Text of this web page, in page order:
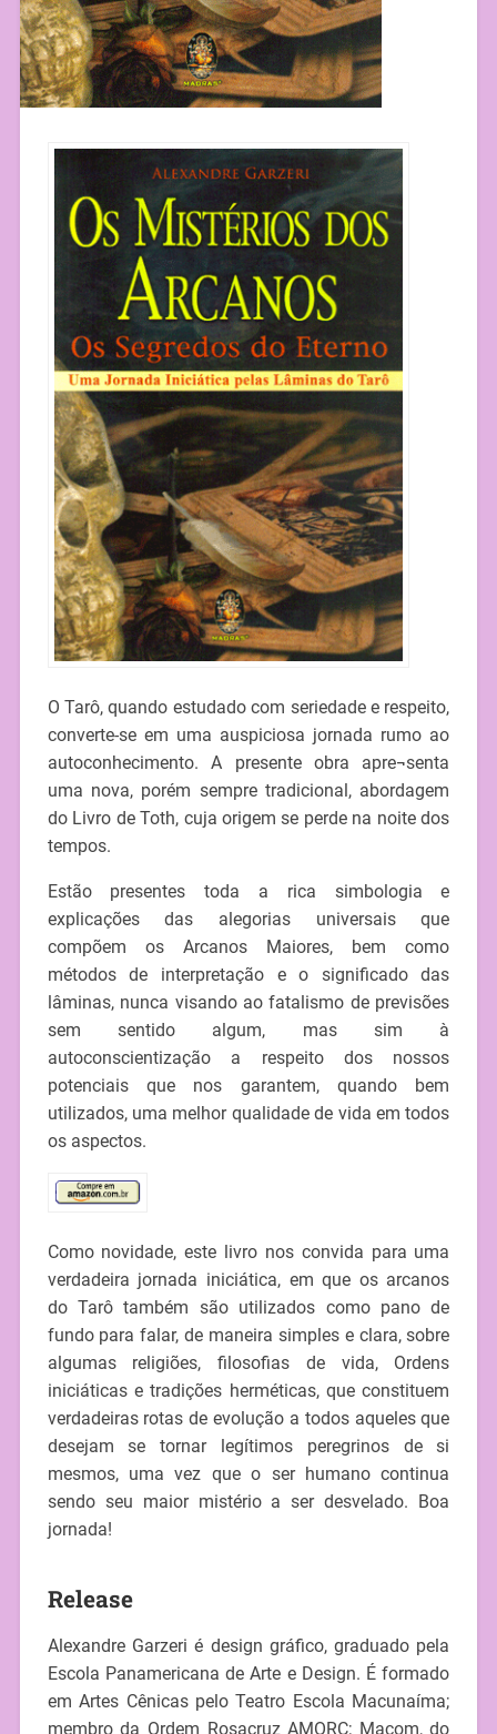
O Tarô, quando estudado com seriedade e respeito,
converte-se em uma auspiciosa jornada rumo ao
autoconhecimento. A presente obra apre¬senta
uma nova, porém sempre tradicional, abordagem
do Livro de Toth, cuja origem se perde na noite dos
tempos.
Estão presentes toda a rica simbologia e
explicações das alegorias universais que
compõem os Arcanos Maiores, bem como
métodos de interpretação e o significado das
lâminas, nunca visando ao fatalismo de previsões
sem sentido algum, mas sim à
autoconscientização a respeito dos nossos
potenciais que nos garantem, quando bem
utilizados, uma melhor qualidade de vida em todos
os aspectos.
Como novidade, este livro nos convida para uma
verdadeira jornada iniciática, em que os arcanos
do Tarô também são utilizados como pano de
fundo para falar, de maneira simples e clara, sobre
algumas religiões, filosofias de vida, Ordens
iniciáticas e tradições herméticas, que constituem
verdadeiras rotas de evolução a todos aqueles que
desejam se tornar legítimos peregrinos de si
mesmos, uma vez que o ser humano continua
sendo seu maior mistério a ser desvelado. Boa
jornada!
Release
Alexandre Garzeri é design gráfico, graduado pela
Escola Panamericana de Arte e Design. É formado
em Artes Cênicas pelo Teatro Escola Macunaíma;
membro da Ordem Rosacruz AMORC; Maçom, do